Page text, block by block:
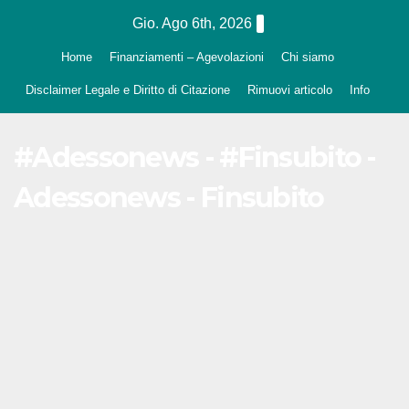
Gio. Ago 6th, 2026
Home Finanziamenti – Agevolazioni Chi siamo
Disclaimer Legale e Diritto di Citazione Rimuovi articolo Info